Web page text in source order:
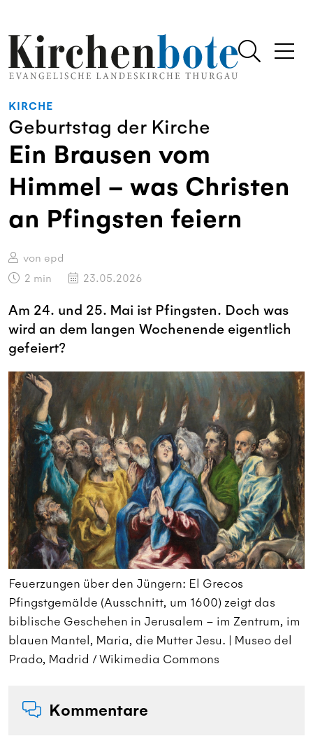
KIRCHE
Geburtstag der Kirche
Ein Brausen vom
Himmel – was Christen
an Pfingsten feiern
von epd
2 min 23.05.2026
Am 24. und 25. Mai ist Pfingsten. Doch was
wird an dem langen Wochenende eigentlich
gefeiert?
Feuerzungen über den Jüngern: El Grecos
Pfingstgemälde (Ausschnitt, um 1600) zeigt das
biblische Geschehen in Jerusalem – im Zentrum, im
blauen Mantel, Maria, die Mutter Jesu. | Museo del
Prado, Madrid / Wikimedia Commons
Kommentare